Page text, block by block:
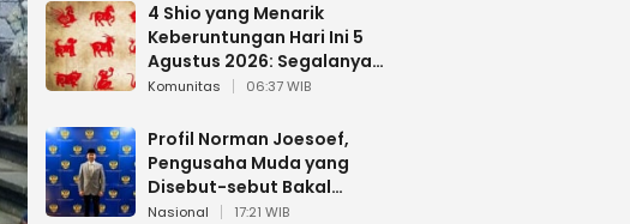
4 Shio yang Menarik
Keberuntungan Hari Ini 5
Agustus 2026: Segalanya
Berjalan Lancar
Komunitas 06:37 WIB
Profil Norman Joesoef,
Pengusaha Muda yang
Disebut-sebut Bakal
Dilantik Jadi Wamenhan RI
Nasional 17:21 WIB